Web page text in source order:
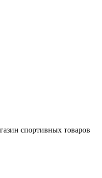
спортивных товаров